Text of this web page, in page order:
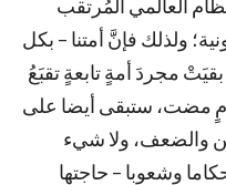
العالمي المُرتقب
ولذلك فإنَّ أمتنا – بكل
بقيَتْ مجردَ أمةٍ تابعةٍ تقبَعُ
مضت، ستبقى أيضا على
والضعف، ولا شيء
وشعوبا – حاجتها